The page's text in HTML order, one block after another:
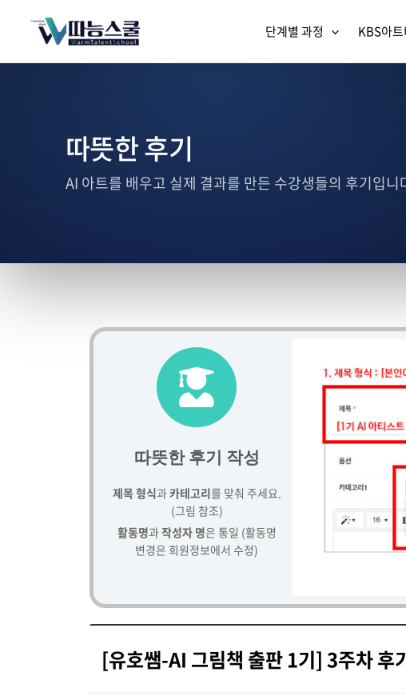
단계별 과정 KBS아
따뜻한 후기
AI 아트를 배우고 실제 결과를 만든 수강생들의 후기입니
따뜻한 후기 작성
제목 형식과카테고리를 맞춰 주세요.
(그림 참조)
활동명과작성자 명은 통일 (활동명
변경은 회원정보에서 수정)
[유호쌤-AI 그림책 출판 1기] 3주차 후